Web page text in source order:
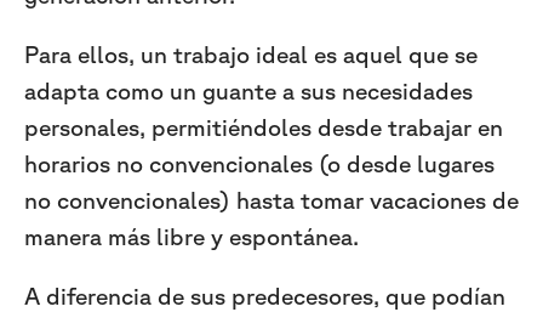
Para ellos, un trabajo ideal es aquel que se
adapta como un guante a sus necesidades
personales, permitiéndoles desde trabajar en
horarios no convencionales (o desde lugares
no convencionales) hasta tomar vacaciones de
manera más libre y espontánea.
A diferencia de sus predecesores, que podían